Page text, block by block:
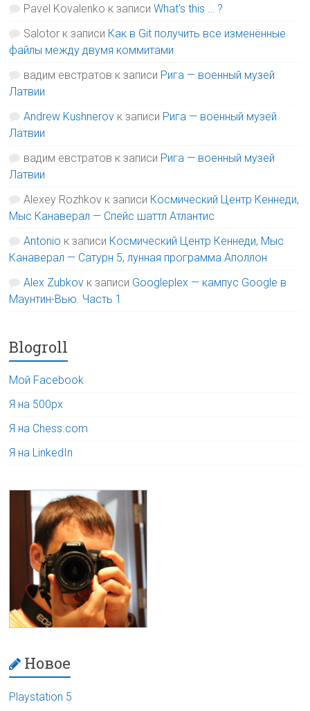
Pavel Kovalenko к записиWhat’s this … ?
Salotor к записи Как в Git получить все изменённые
файлы между двумя коммитами
вадим евстратов к записи Рига — военный музей
Латвии
Andrew Kushnerov к записи Рига — военный музей
Латвии
вадим евстратов к записи Рига — военный музей
Латвии
Alexey Rozhkov к записи Космический Центр Кеннеди,
Мыс Канаверал — Спейс шаттл Атлантис
Antonio к записи Космический Центр Кеннеди, Мыс
Канаверал — Сатурн 5, лунная программа Аполлон
Alex Zubkov к записи Googleplex — кампус Google в
Маунтин-Вью. Часть 1
Blogroll
Мой Facebook
Я на 500px
Я на Chess.com
Я на LinkedIn
Новое
Playstation 5